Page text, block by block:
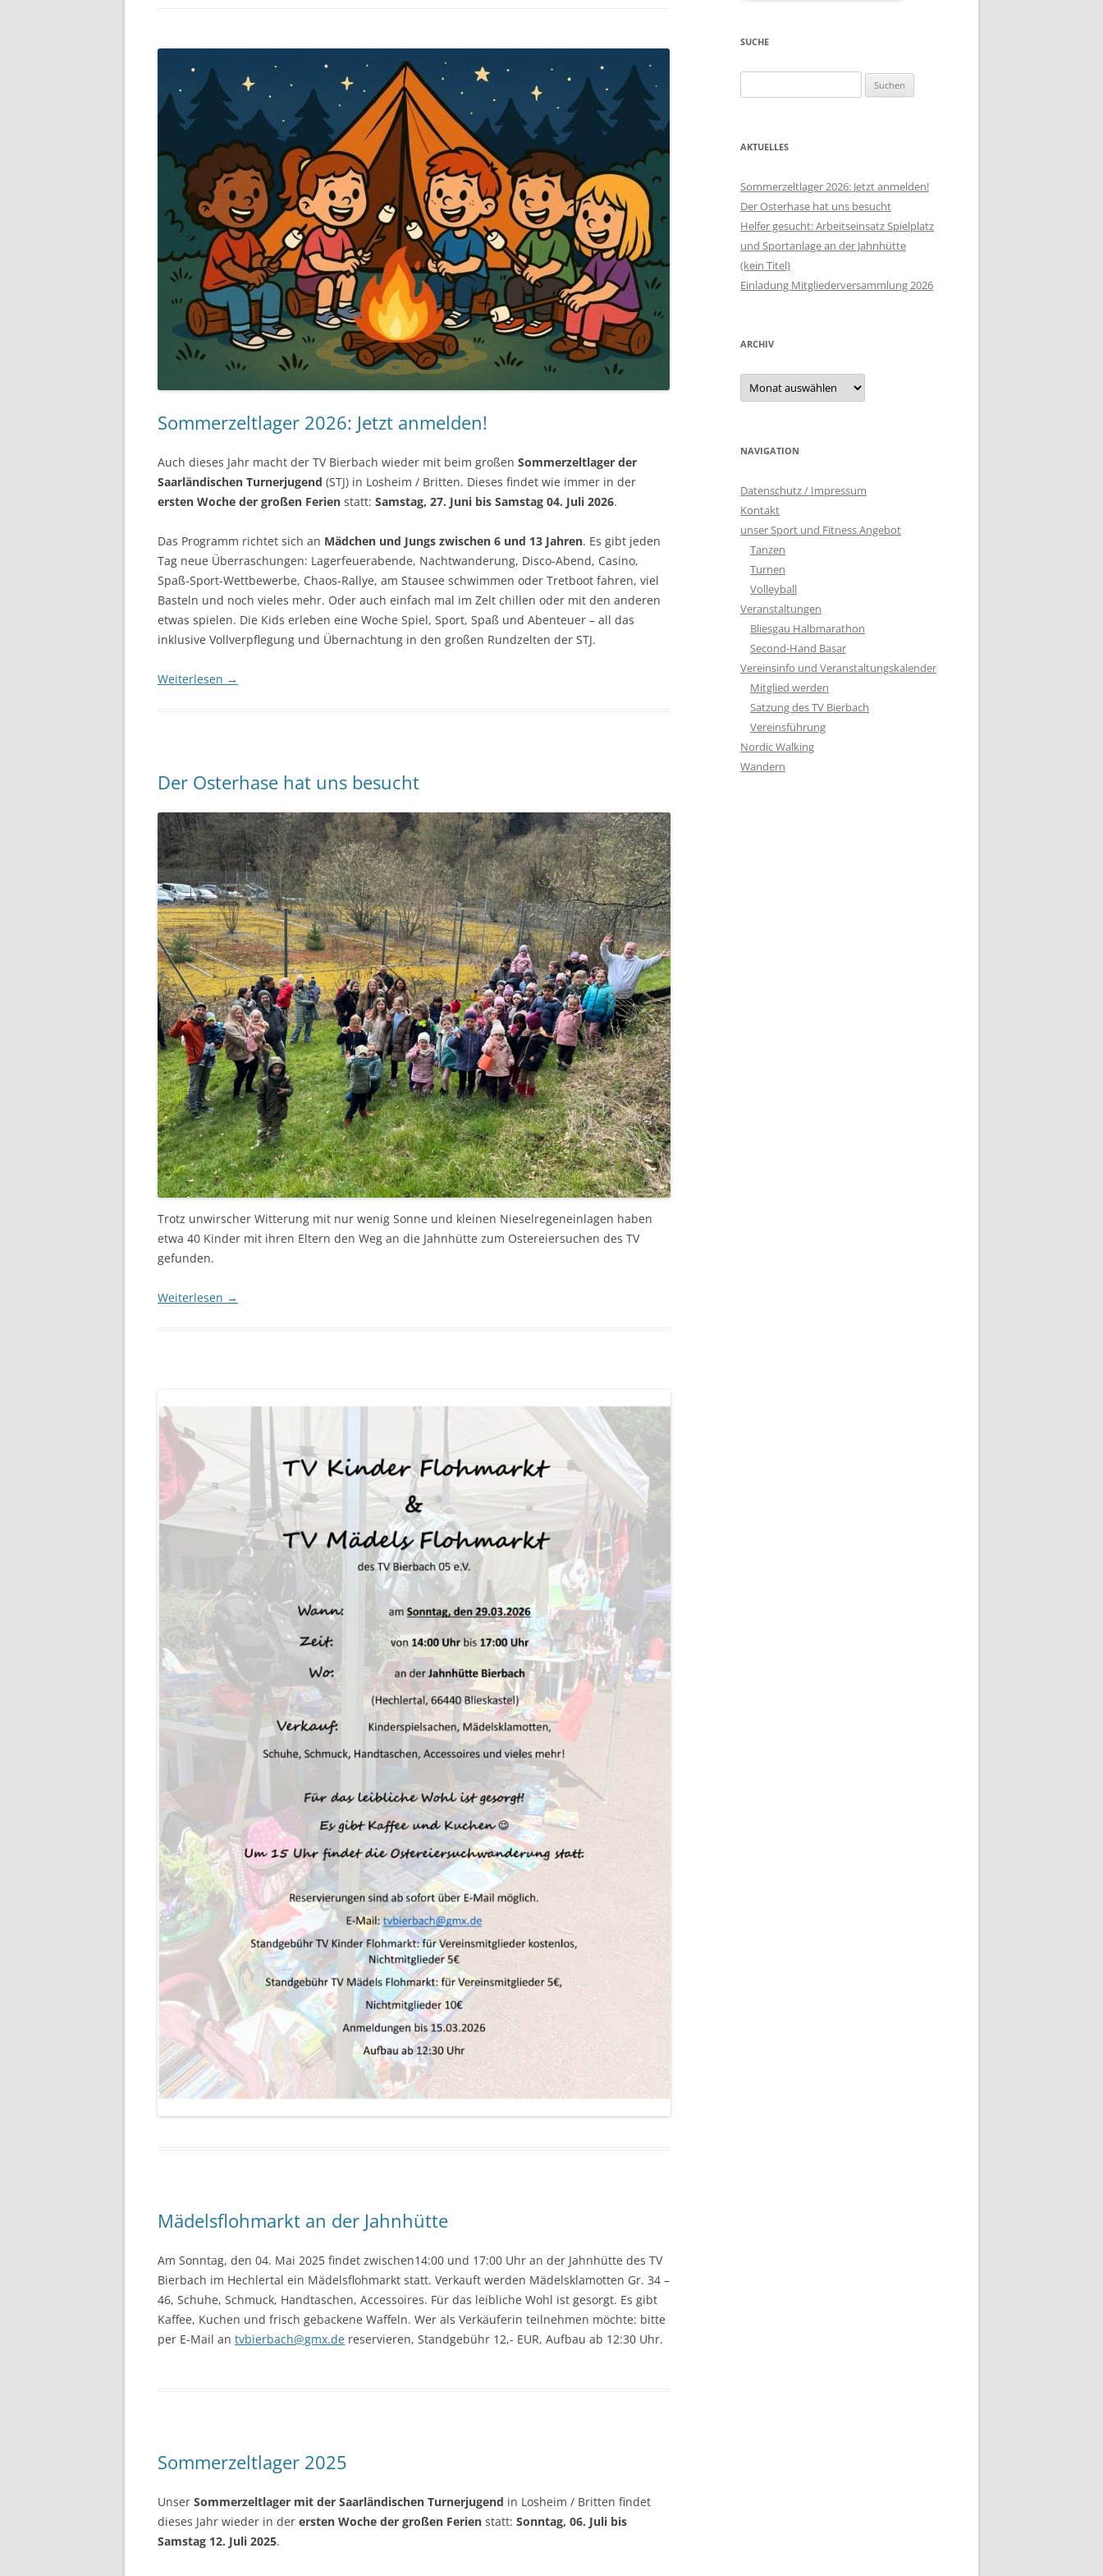
Sommerzeltlager 2026: Jetzt anmelden!
Auch dieses Jahr macht der TV Bierbach wieder mit beim großen Sommerzeltlager der
Saarländischen Turnerjugend (STJ) in Losheim / Britten. Dieses findet wie immer in der
ersten Woche der großen Ferien statt: Samstag, 27. Juni bis Samstag 04. Juli 2026.
Das Programm richtet sich an Mädchen und Jungs zwischen 6 und 13 Jahren. Es gibt jeden
Tag neue Überraschungen: Lagerfeuerabende, Nachtwanderung, Disco-Abend, Casino,
Spaß-Sport-Wettbewerbe, Chaos-Rallye, am Stausee schwimmen oder Tretboot fahren, viel
Basteln und noch vieles mehr. Oder auch einfach mal im Zelt chillen oder mit den anderen
etwas spielen. Die Kids erleben eine Woche Spiel, Sport, Spaß und Abenteuer – all das
inklusive Vollverpflegung und Übernachtung in den großen Rundzelten der STJ.
Weiterlesen →
Der Osterhase hat uns besucht
Trotz unwirscher Witterung mit nur wenig Sonne und kleinen Nieselregeneinlagen haben
etwa 40 Kinder mit ihren Eltern den Weg an die Jahnhütte zum Ostereiersuchen des TV
gefunden.
Weiterlesen →
Mädelsflohmarkt an der Jahnhütte
Am Sonntag, den 04. Mai 2025 findet zwischen14:00 und 17:00 Uhr an der Jahnhütte des TV
Bierbach im Hechlertal ein Mädelsflohmarkt statt. Verkauft werden Mädelsklamotten Gr. 34 –
46, Schuhe, Schmuck, Handtaschen, Accessoires. Für das leibliche Wohl ist gesorgt. Es gibt
Kaffee, Kuchen und frisch gebackene Waffeln. Wer als Verkäuferin teilnehmen möchte: bitte
per E-Mail an tvbierbach@gmx.de reservieren, Standgebühr 12,- EUR, Aufbau ab 12:30 Uhr.
Sommerzeltlager 2025
Unser Sommerzeltlager mit der Saarländischen Turnerjugend in Losheim / Britten findet
dieses Jahr wieder in der ersten Woche der großen Ferien statt: Sonntag, 06. Juli bis
Samstag 12. Juli 2025.
SUCHE
nach:
AKTUELLES
Sommerzeltlager 2026: Jetzt anmelden!
Der Osterhase hat uns besucht
Helfer gesucht: Arbeitseinsatz Spielplatz
und Sportanlage an der Jahnhütte
(kein Titel)
Einladung Mitgliederversammlung 2026
ARCHIV
Archiv
NAVIGATION
Datenschutz / Impressum
Kontakt
unser Sport und Fitness Angebot
Tanzen
Turnen
Volleyball
Veranstaltungen
Bliesgau Halbmarathon
Second-Hand Basar
Vereinsinfo und Veranstaltungskalender
Mitglied werden
Satzung des TV Bierbach
Vereinsführung
Nordic Walking
Wandern